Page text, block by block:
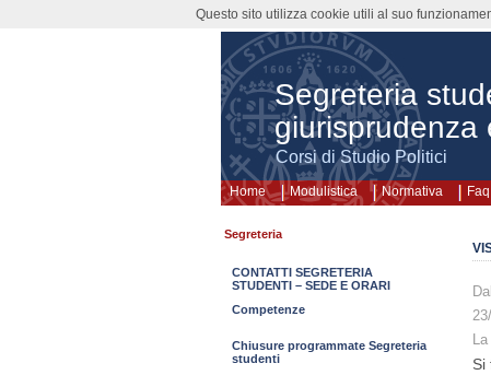
Segreteria
giurisprudenza
Corsi di Studio Politici
Home Modulistica Normativa Faq
Si
Segreteria
CONTATTI SEGRETERIA
STUDENTI – SEDE E ORARI
Competenze
Chiusure programmate Segreteria
studenti
Questo sito utilizza cookie utili al suo